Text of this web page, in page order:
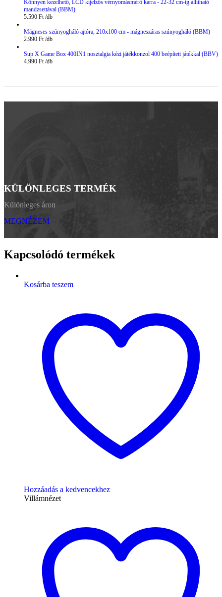
Könnyen kezelhető, LCD kijelzős vérnyomásmérő karra - 22-32 cm-ig állítható
mandzsettával (BBM)
5.590 Ft
Mágneses szúnyogháló ajtóra, 210x100 cm - mágneszáras szúnyogháló (BBM)
2.990 Ft
Sup X Game Box 400IN1 nosztalgia kézi játékkonzol 400 beépített játékkal (BBV)
4.990 Ft
KÜLÖNLEGES TERMÉK
Különleges áron
MEGNÉZEM
Kapcsolódó termékek
Kosárba teszem
Hozzáadás a kedvencekhez
Villámnézet